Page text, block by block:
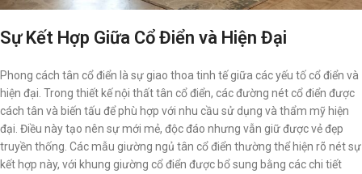
Sự Kết Hợp Giữa Cổ Điển và Hiện Đại
Phong cách tân cổ điển là sự giao thoa tinh tế giữa các yếu tố cổ điển và
hiện đại. Trong thiết kế nội thất tân cổ điển, các đường nét cổ điển được
cách tân và biến tấu để phù hợp với nhu cầu sử dụng và thẩm mỹ hiện
đại. Điều này tạo nên sự mới mẻ, độc đáo nhưng vẫn giữ được vẻ đẹp
truyền thống. Các mẫu giường ngủ tân cổ điển thường thể hiện rõ nét sự
kết hợp này, với khung giường cổ điển được bổ sung bằng các chi tiết